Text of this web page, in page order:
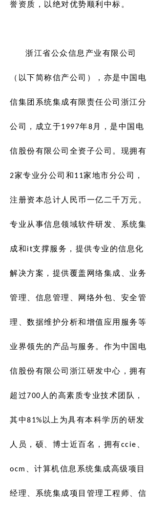
誉资质，以绝对优势顺利中标。
浙江省公众信息产业有限公司
（以下简称信产公司），亦是中国电
信集团系统集成有限责任公司浙江分
公司，成立于1997年8月，是中国电
信股份有限公司全资子公司。现拥有
2家专业分公司和11家地市分公司，
注册资本总计人民币一亿二千万元。
专业从事信息领域软件研发、系统集
成和it支撑服务，提供专业的信息化
解决方案，提供覆盖网络集成、业务
管理、信息管理、网络外包、安全管
理、数据维护分析和增值应用服务等
业界领先的产品与服务。作为中国电
信股份有限公司浙江研发中心，拥有
超过700人的高素质专业技术团队，
其中81%以上为具有本科学历的研发
人员，硕、博士近百名，拥有ccie、
ocm、计算机信息系统集成高级项目
经理、系统集成项目管理工程师、信